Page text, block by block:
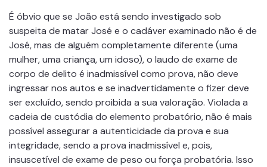
É óbvio que se João está sendo investigado sob
suspeita de matar José e o cadáver examinado não é de
José, mas de alguém completamente diferente (uma
mulher, uma criança, um idoso), o laudo de exame de
corpo de delito é inadmissível como prova, não deve
ingressar nos autos e se inadvertidamente o fizer deve
ser excluído, sendo proibida a sua valoração. Violada a
cadeia de custódia do elemento probatório, não é mais
possível assegurar a autenticidade da prova e sua
integridade, sendo a prova inadmissível e, pois,
insuscetível de exame de peso ou força probatória. Isso